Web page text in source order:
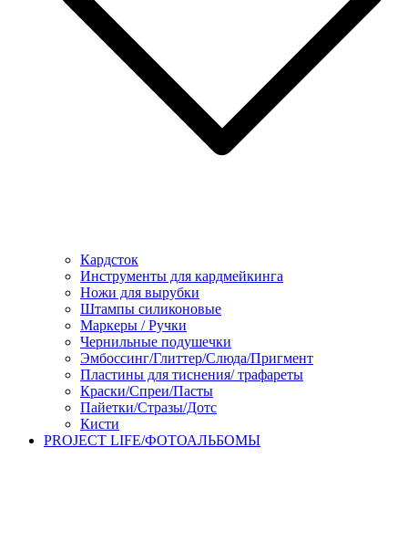
Кардсток
Инструменты для кардмейкинга
Ножи для вырубки
Штампы силиконовые
Маркеры / Ручки
Чернильные подушечки
Эмбоссинг/Глиттер/Слюда/Пригмент
Пластины для тиснения/ трафареты
Краски/Спреи/Пасты
Пайетки/Стразы/Дотс
Кисти
PROJECT LIFE/ФОТОАЛЬБОМЫ